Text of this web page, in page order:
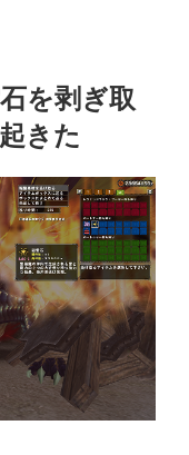
を剥ぎ取
きた